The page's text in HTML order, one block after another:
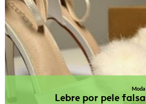
Moda
Lebre por pele falsa